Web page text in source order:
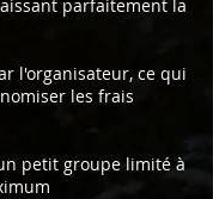
parfaitement la
l'organisateur, ce qui
les frais
petit groupe limité à